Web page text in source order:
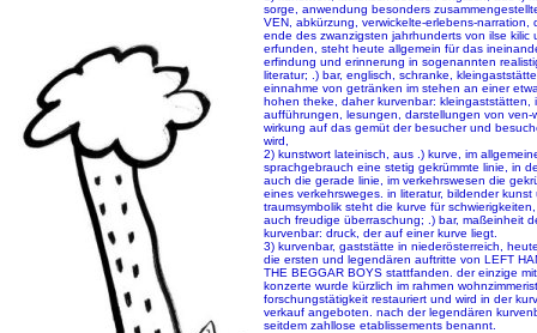
sorge, anwendung besonders
VEN, abkürzung, verwickelte-erlebens-narration,
ende des zwanzigsten jahrhunderts von ilse kilic
erfunden, steht heute allgemein für das
erfindung und erinnerung in sogenannten
literatur; .) bar, englisch, schranke,
einnahme von getränken im stehen an einer
hohen theke, daher kurvenbar: kleingaststätten,
aufführungen, lesungen, darstellungen von ven-
wirkung auf das gemüt der besucher und
wird,
2) kunstwort lateinisch, aus .) kurve, im
sprachgebrauch eine stetig gekrümmte linie, in
auch die gerade linie, im verkehrswesen die
eines verkehrsweges. in literatur, bildender kunst
traumsymbolik steht die kurve für
auch freudige überraschung; .) bar, maßeinheit
kurvenbar: druck, der auf einer kurve liegt.
3) kurvenbar, gaststätte in niederösterreich,
die ersten und legendären auftritte von LEFT
THE BEGGAR BOYS stattfanden. der einzige
konzerte wurde kürzlich im rahmen
forschungstätigkeit restauriert und wird in der
verkauf angeboten. nach der legendären
seitdem zahllose etablissements benannt.